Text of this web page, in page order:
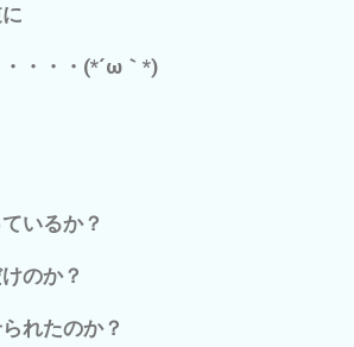
・・・(*´ω｀*)
いるか？
のか？
れたのか？